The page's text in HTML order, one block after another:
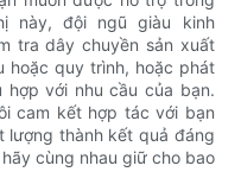
này, đội ngũ giàu kinh
tra dây chuyền sản xuất
hoặc quy trình, hoặc phát
với nhu cầu của bạn.
cam kết hợp tác với bạn
lượng thành kết quả đáng
cùng nhau giữ cho bao